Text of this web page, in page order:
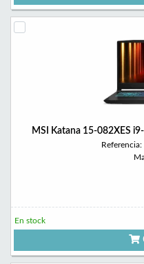
MSI Katana 15-082XES
En stock